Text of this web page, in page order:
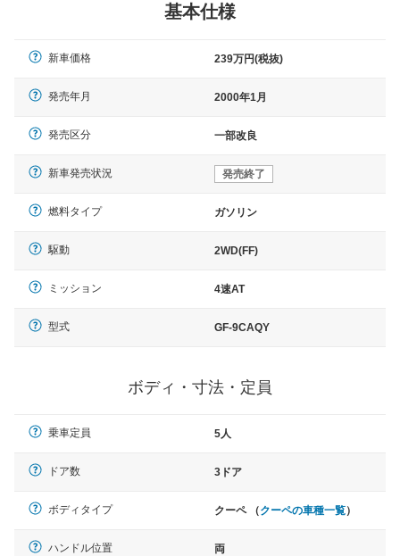
基本仕様
新車価格 239万円(税抜)
発売年月 2000年1月
発売区分 一部改良
新車発売状況 発売終了
燃料タイプ ガソリン
駆動 2WD(FF)
ミッション 4速AT
型式 GF-9CAQY
ボディ・寸法・定員
乗車定員 5人
ドア数 3ドア
ボディタイプ クーペ （クーペの車種一覧）
ハンドル位置 両